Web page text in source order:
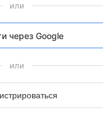
или
через Google
или